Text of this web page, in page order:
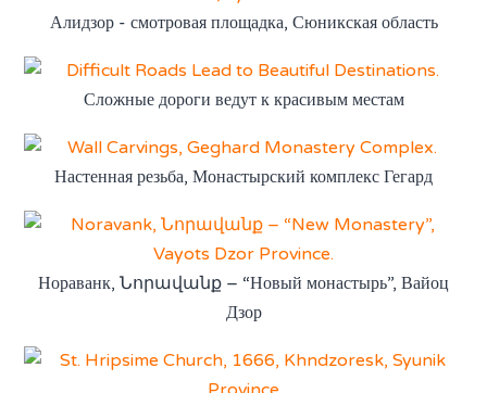
Алидзор - смотровая площадка, Сюникская область
Сложные дороги ведут к красивым местам
Настенная резьба, Монастырский комплекс Гегард
Нораванк, Նորավանք – “Новый монастырь”, Вайоц
Дзор